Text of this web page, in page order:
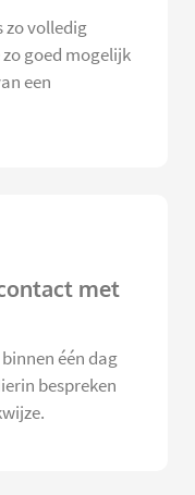
zo volledig
goed mogelijk
een
met
één dag
bespreken